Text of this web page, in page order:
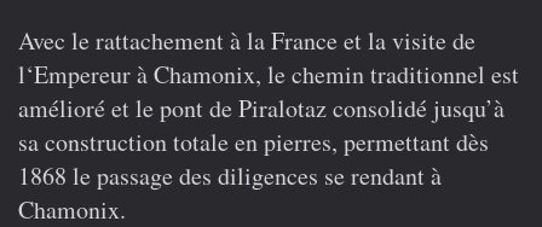
Avec le rattachement à la France et la visite de
l‘Empereur à Chamonix, le chemin traditionnel est
amélioré et le pont de Piralotaz consolidé jusqu’à
sa construction totale en pierres, permettant dès
1868 le passage des diligences se rendant à
Chamonix.